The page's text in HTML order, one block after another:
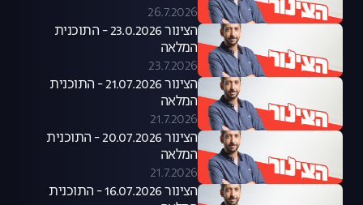
26.7.2026
הצינור 23.0.2026 - התוכנית
המלאה
23.7.2026
הצינור 21.07.2026 - התוכנית
המלאה
21.7.2026
הצינור 20.07.2026 - התוכנית
המלאה
21.7.2026
הצינור 16.07.2026 - התוכנית